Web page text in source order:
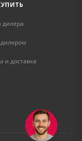
дилера
и доставка